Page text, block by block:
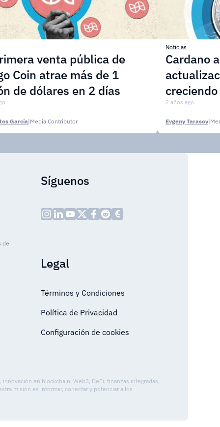
venta pública de
Coin atrae más de 1
de dólares en 2 días
García|Media Contributor
Noticias
Cardano
2 años ago
Evgeny Tarasov|
de
Síguenos
Legal
Términos y Condiciones
Política de Privacidad
Configuración de cookies
en blockchain, Web3, DeFi, finanzas integradas,
misión es informar, conectar y potenciar a los